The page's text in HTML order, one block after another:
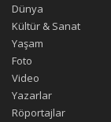
Dünya
Kültür & Sanat
Yaşam
Foto
Video
Yazarlar
Röportajlar